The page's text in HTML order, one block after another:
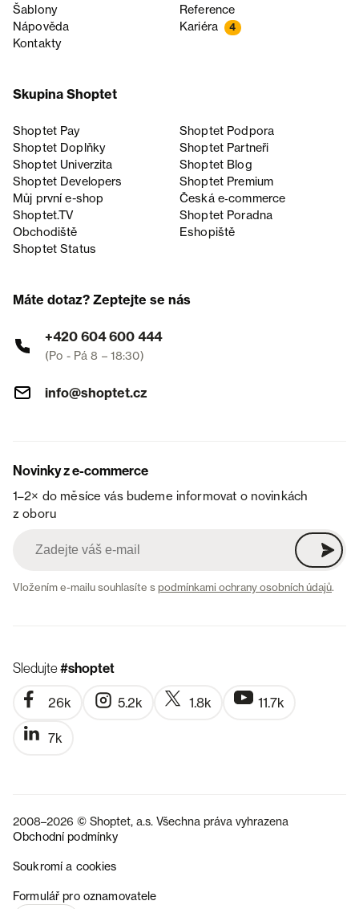
Šablony
Reference
Nápověda
Kariéra 4
Kontakty
Skupina Shoptet
Shoptet Pay
Shoptet Podpora
Shoptet Doplňky
Shoptet Partneři
Shoptet Univerzita
Shoptet Blog
Shoptet Developers
Shoptet Premium
Můj první e-shop
Česká e‑commerce
Shoptet.TV
Shoptet Poradna
Obchodiště
Eshopiště
Shoptet Status
Máte dotaz? Zeptejte se nás
+420 604 600 444
(Po - Pá 8 – 18:30)
info@shoptet.cz
Novinky z e-commerce
1–2× do měsíce vás budeme informovat o novinkách
z oboru
Vložením e-mailu souhlasíte spodmínkami ochrany osobních údajů.
Sledujte#shoptet
26k 5.2k 1.8k 11.7k
7k
2008–2026 © Shoptet, a.s. Všechna práva vyhrazena
Obchodní podmínky
Soukromí a cookies
Formulář pro oznamovatele